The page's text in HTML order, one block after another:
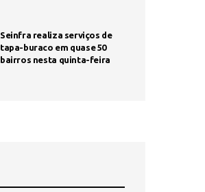
Seinfra realiza serviços de
tapa-buraco em quase 50
bairros nesta quinta-feira